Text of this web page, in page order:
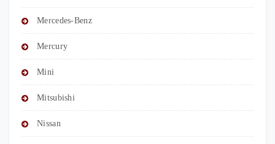
Mercedes-Benz
Mercury
Mini
Mitsubishi
Nissan